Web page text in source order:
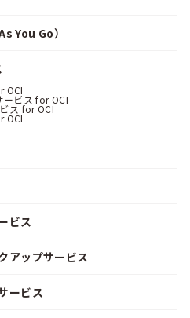
You Go）
OCI
ービス for OCI
ス for OCI
OCI
ビス
アップサービス
ービス